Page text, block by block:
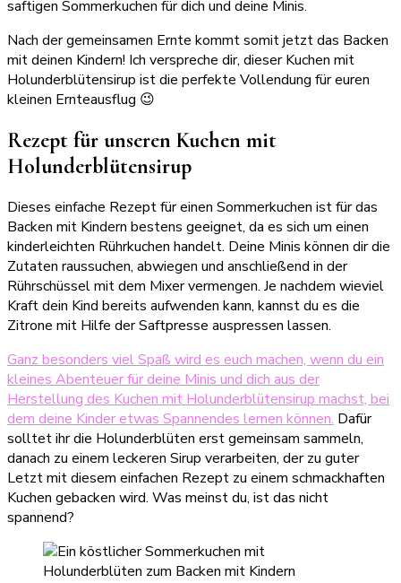
saftigen Sommerkuchen für dich und deine Minis.
Nach der gemeinsamen Ernte kommt somit jetzt das Backen
mit deinen Kindern! Ich verspreche dir, dieser Kuchen mit
Holunderblütensirup ist die perfekte Vollendung für euren
kleinen Ernteausflug 😉
Rezept für unseren Kuchen mit
Holunderblütensirup
Dieses einfache Rezept für einen Sommerkuchen ist für das
Backen mit Kindern bestens geeignet, da es sich um einen
kinderleichten Rührkuchen handelt. Deine Minis können dir die
Zutaten raussuchen, abwiegen und anschließend in der
Rührschüssel mit dem Mixer vermengen. Je nachdem wieviel
Kraft dein Kind bereits aufwenden kann, kannst du es die
Zitrone mit Hilfe der Saftpresse auspressen lassen.
Ganz besonders viel Spaß wird es euch machen, wenn du ein
kleines Abenteuer für deine Minis und dich aus der
Herstellung des Kuchen mit Holunderblütensirup machst, bei
dem deine Kinder etwas Spannendes lernen können. Dafür
solltet ihr die Holunderblüten erst gemeinsam sammeln,
danach zu einem leckeren Sirup verarbeiten, der zu guter
Letzt mit diesem einfachen Rezept zu einem schmackhaften
Kuchen gebacken wird. Was meinst du, ist das nicht
spannend?